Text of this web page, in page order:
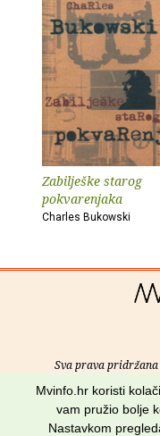
Zabilješke starog
pokvarenjaka
Charles Bukowski
Sva prava
Mvinfo.hr koristi
vam pružio bolje
Nastavkom